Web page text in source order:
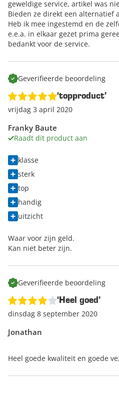
geweldige service, artikel was
Bieden ze direkt een alternatief
Heb ik mee ingestemd en de
e.e.a. in elkaar gezet prima
bedankt voor de service.
Geverifieerde beoordeling
Franky Baute
Raadt dit product aan
‘topproduct’
vrijdag 3 april 2020
klasse
sterk
top
handig
uitzicht
Waar voor zijn geld.
Kan niet beter zijn.
Geverifieerde beoordeling
Jonathan
‘Heel goed’
dinsdag 8 september 2020
Heel goede kwaliteit en goede